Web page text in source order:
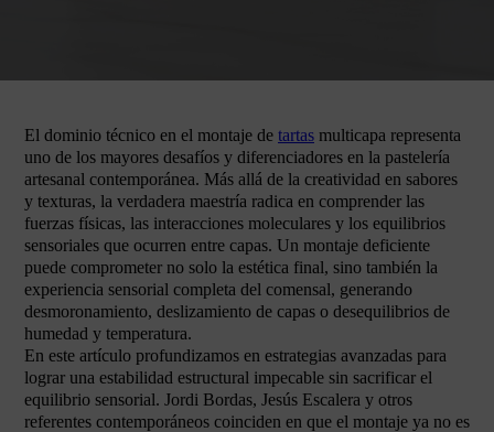
El dominio técnico en el montaje de tartas multicapa representa
uno de los mayores desafíos y diferenciadores en la pastelería
artesanal contemporánea. Más allá de la creatividad en sabores
y texturas, la verdadera maestría radica en comprender las
fuerzas físicas, las interacciones moleculares y los equilibrios
sensoriales que ocurren entre capas. Un montaje deficiente
puede comprometer no solo la estética final, sino también la
experiencia sensorial completa del comensal, generando
desmoronamiento, deslizamiento de capas o desequilibrios de
humedad y temperatura.
En este artículo profundizamos en estrategias avanzadas para
lograr una estabilidad estructural impecable sin sacrificar el
equilibrio sensorial. Jordi Bordas, Jesús Escalera y otros
referentes contemporáneos coinciden en que el montaje ya no es